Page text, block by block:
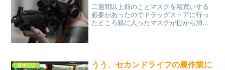
二週間以上前のことマスクを箱買いする
必要があったのでドラッグストアに行っ
たところ箱に入ったマスクが棚から消え
冒険日記
うう、セカンドライフの農作業に